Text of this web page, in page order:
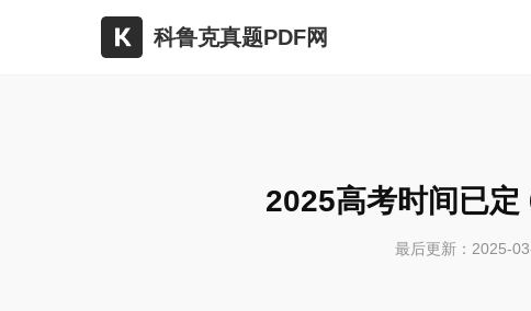
科鲁克真题PDF网
2025高考时间已
最后更新：2025-